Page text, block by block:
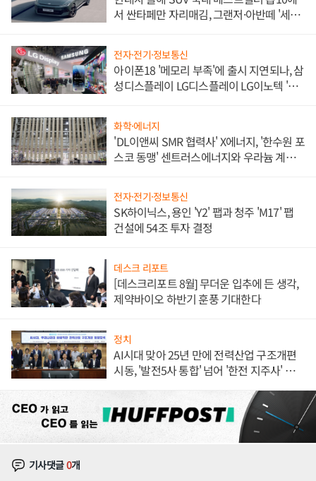
서 싼타페만 자리매김, 그랜저·아반떼 '세단
전자·전기·정보통신
아이폰18 '메모리 부족'에 출시 지연되나, 삼
성디스플레이 LG디스플레이 LG이노텍 '탈
화학·에너지
'DL이앤씨 SMR 협력사' X에너지, '한수원 포
스코 동맹' 센트러스에너지와 우라늄 계약
전자·전기·정보통신
SK하이닉스, 용인 'Y2' 팹과 청주 'M17' 팹
건설에 54조 투자 결정
데스크 리포트
[데스크리포트 8월] 무더운 입추에 든 생각,
제약바이오 하반기 훈풍 기대한다
정치
AI시대 맞아 25년 만에 전력산업 구조개편
시동, '발전5사 통합' 넘어 '한전 지주사' 재편
기사댓글0개